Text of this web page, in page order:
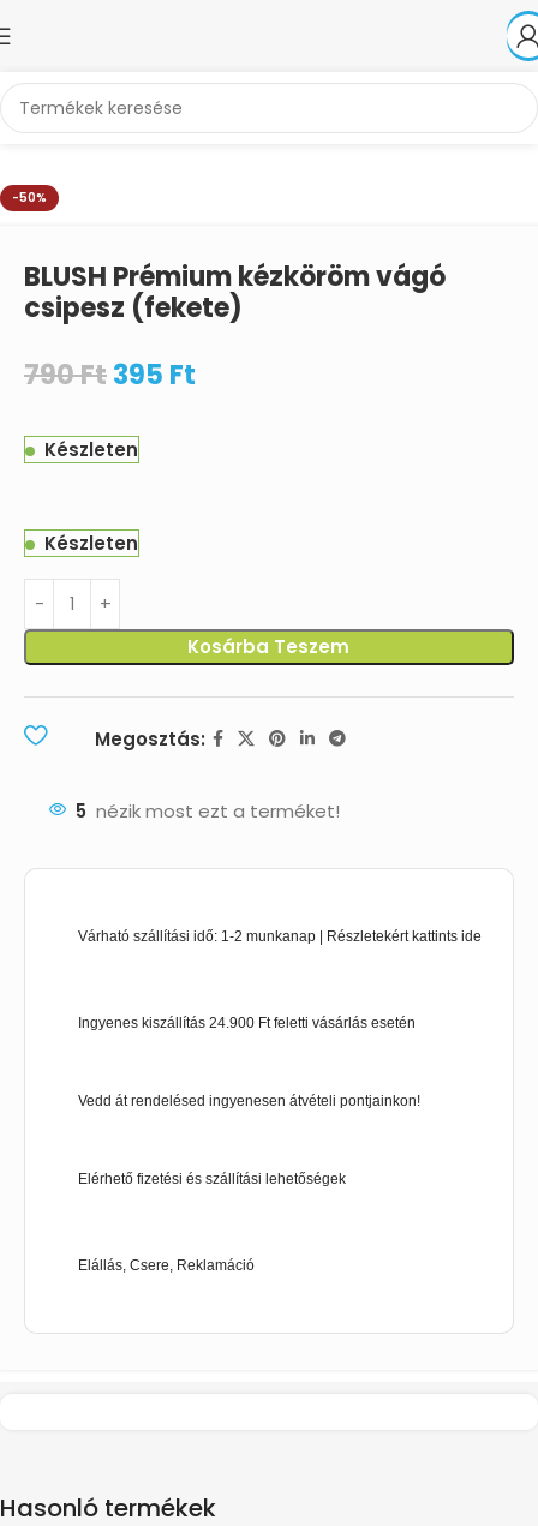
Kezdőlap Akciók
-50%
BLUSH Prémium kézköröm vágó
csipesz (fekete)
790Ft395 Ft
Készleten
Készleten
Kosárba Teszem
Megosztás:
5 nézik most ezt a terméket!
Várható szállítási idő: 1-2 munkanap | Részletekért kattints ide
Ingyenes kiszállítás 24.900 Ft feletti vásárlás esetén
Vedd át rendelésed ingyenesen átvételi pontjainkon!
Elérhető fizetési és szállítási lehetőségek
Elállás, Csere, Reklamáció
Hasonló termékek